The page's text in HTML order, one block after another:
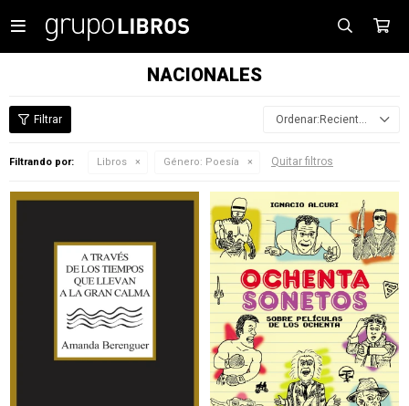

NACIONALES
Recientes
Filtrando por: Libros Género: Poesía Quitar filtros